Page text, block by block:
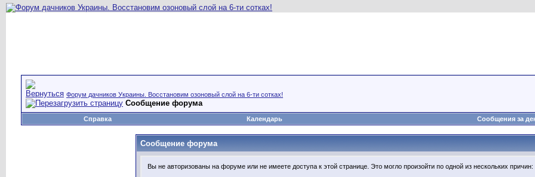
Форум дачников Украины. Восстановим озоновый слой на 6-ти сотках!
Сообщение форума
Справка Календарь Сообщения за
Сообщение форума
Вы не авторизованы на форуме или не имеете доступа к этой странице. Это могло произойти по одной из нескольких причин: